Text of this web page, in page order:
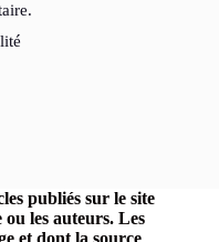
publiés sur le site
les auteurs. Les